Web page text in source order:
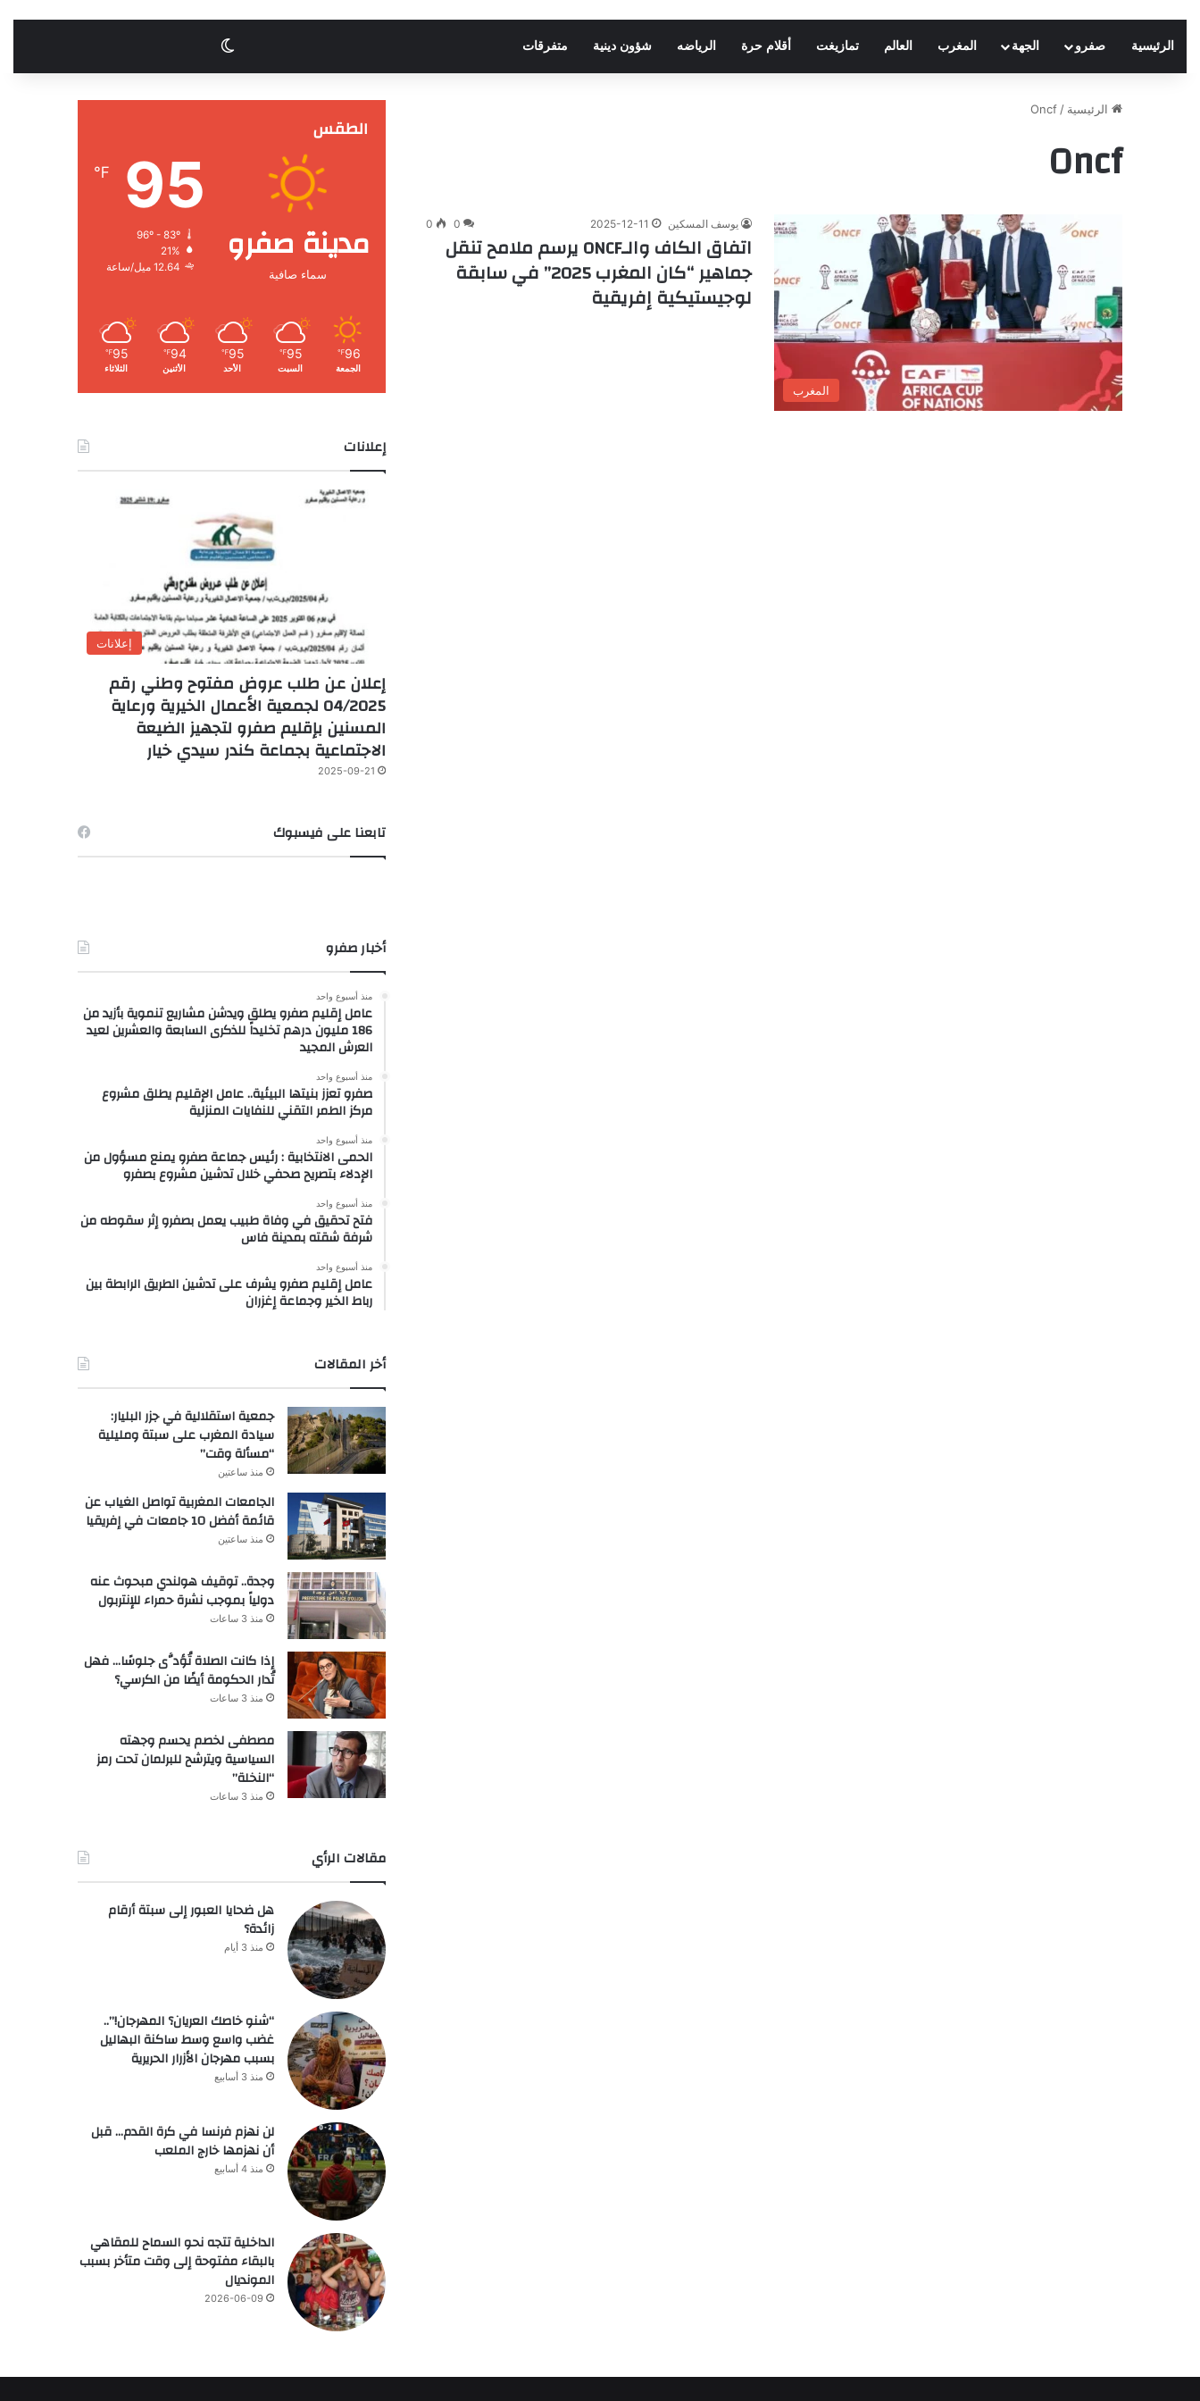
الرئيسية صفرو الجهة المغرب العالم تمازيغت أقلام حرة الرياضه شؤون دينية متفرقات الوضع المظلم
الرئيسية /
Oncf
Oncf
المغرب
يوسف المسكين 2025-12-11
0
0
اتفاق الكاف والـONCF يرسم ملامح تنقل
جماهير “كان المغرب 2025” في سابقة
لوجيستيكية إفريقية
الطقس
مدينة صفرو
سماء صافية
95
℉
96º - 83º
21%
12.64 ميل/ساعة
96
℉
الجمعة
95
℉
السبت
95
℉
الأحد
94
℉
الأثنين
95
℉
الثلاثاء
إعلانات
إعلانات
إعلان عن طلب عروض مفتوح وطني رقم
04/2025 لجمعية الأعمال الخيرية ورعاية
المسنين بإقليم صفرو لتجهيز الضيعة
الاجتماعية بجماعة كندر سيدي خيار
2025-09-21
تابعنا على فيسبوك
أخبار صفرو
منذ أسبوع واحد
عامل إقليم صفرو يطلق ويدشن مشاريع تنموية بأزيد من
186 مليون درهم تخليداً للذكرى السابعة والعشرين لعيد
العرش المجيد
منذ أسبوع واحد
صفرو تعزز بنيتها البيئية.. عامل الإقليم يطلق مشروع
مركز الطمر التقني للنفايات المنزلية
منذ أسبوع واحد
الحمى الانتخابية : رئيس جماعة صفرو يمنع مسؤول من
الإدلاء بتصريح صحفي خلال تدشين مشروع بصفرو
منذ أسبوع واحد
فتح تحقيق في وفاة طبيب يعمل بصفرو إثر سقوطه من
شرفة شقته بمدينة فاس
منذ أسبوع واحد
عامل إقليم صفرو يشرف على تدشين الطريق الرابطة بين
رباط الخير وجماعة إغزران
أخر المقالات
جمعية استقلالية في جزر البليار:
سيادة المغرب على سبتة ومليلية
“مسألة وقت”
منذ ساعتين
الجامعات المغربية تواصل الغياب عن
قائمة أفضل 10 جامعات في إفريقيا
منذ ساعتين
وجدة.. توقيف هولندي مبحوث عنه
دولياً بموجب نشرة حمراء للإنتربول
منذ 3 ساعات
إذا كانت الصلاة تُؤدَّى جلوسًا… فهل
تُدار الحكومة أيضًا من الكرسي؟
منذ 3 ساعات
مصطفى لخصم يحسم وجهته
السياسية ويترشح للبرلمان تحت رمز
“النخلة”
منذ 3 ساعات
مقالات الرأي
هل ضحايا العبور إلى سبتة أرقام
زائدة؟
منذ 3 أيام
“شنو خاصك العريان؟ المهرجان!”..
غضب واسع وسط ساكنة البهاليل
بسبب مهرجان الأزرار الحريرية
منذ 3 أسابيع
لن نهزم فرنسا في كرة القدم… قبل
أن نهزمها خارج الملعب
منذ 4 أسابيع
الداخلية تتجه نحو السماح للمقاهي
بالبقاء مفتوحة إلى وقت متأخر بسبب
المونديال
2026-06-09